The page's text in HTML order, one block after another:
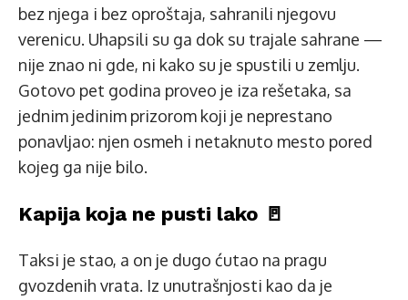
bez njega i bez oproštaja, sahranili njegovu
verenicu. Uhapsili su ga dok su trajale sahrane —
nije znao ni gde, ni kako su je spustili u zemlju.
Gotovo pet godina proveo je iza rešetaka, sa
jednim jedinim prizorom koji je neprestano
ponavljao: njen osmeh i netaknuto mesto pored
kojeg ga nije bilo.
Kapija koja ne pusti lako 🚪
Taksi je stao, a on je dugo ćutao na pragu
gvozdenih vrata. Iz unutrašnjosti kao da je